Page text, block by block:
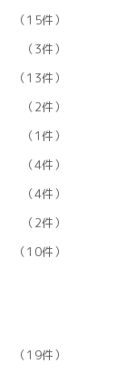
（15件）
（3件）
（13件）
（2件）
（1件）
（4件）
（4件）
（2件）
（10件）
（19件）